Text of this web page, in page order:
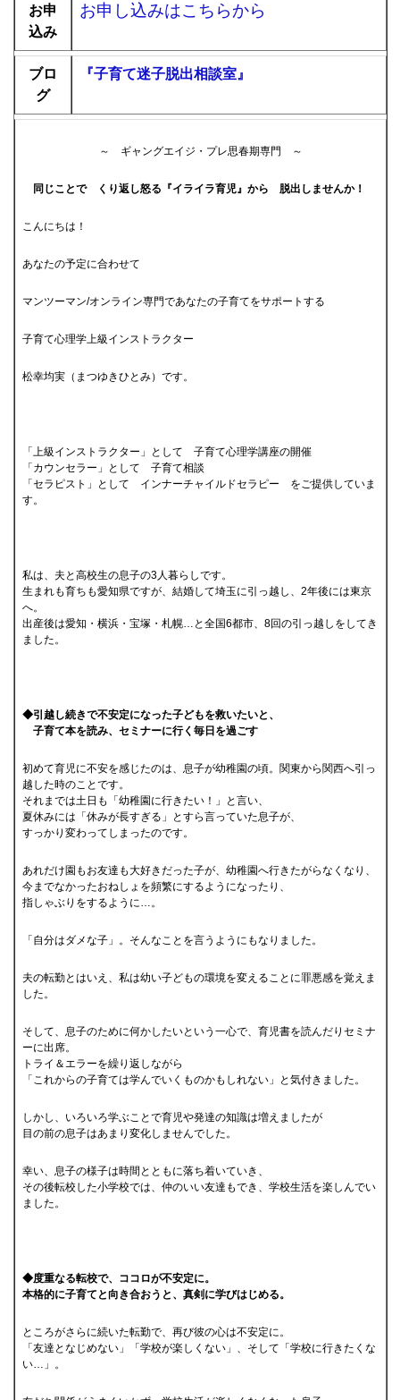
お申
込み
お申し込みはこちらから
ブロ
グ
『子育て迷子脱出相談室』
～ ギャングエイジ・プレ思春期専門 ～
同じことで くり返し怒る『イライラ育児』から 脱出しませんか！
こんにちは！
あなたの予定に合わせて
マンツーマン/オンライン専門であなたの子育てをサポートする
子育て心理学上級インストラクター
松幸均実（まつゆきひとみ）です。
「上級インストラクター」として 子育て心理学講座の開催
「カウンセラー」として 子育て相談
「セラピスト」として インナーチャイルドセラピー をご提供していま
す。
私は、夫と高校生の息子の3人暮らしです。
生まれも育ちも愛知県ですが、結婚して埼玉に引っ越し、2年後には東京
へ。
出産後は愛知・横浜・宝塚・札幌…と全国6都市、8回の引っ越しをしてき
ました。
◆引越し続きで不安定になった子どもを救いたいと、
子育て本を読み、セミナーに行く毎日を過ごす
初めて育児に不安を感じたのは、息子が幼稚園の頃。関東から関西へ引っ
越した時のことです。
それまでは土日も「幼稚園に行きたい！」と言い、
夏休みには「休みが長すぎる」とすら言っていた息子が、
すっかり変わってしまったのです。
あれだけ園もお友達も大好きだった子が、幼稚園へ行きたがらなくなり、
今までなかったおねしょを頻繁にするようになったり、
指しゃぶりをするように…。
「自分はダメな子」。そんなことを言うようにもなりました。
夫の転勤とはいえ、私は幼い子どもの環境を変えることに罪悪感を覚えま
した。
そして、息子のために何かしたいという一心で、育児書を読んだりセミナ
ーに出席。
トライ＆エラーを繰り返しながら
「これからの子育ては学んでいくものかもしれない」と気付きました。
しかし、いろいろ学ぶことで育児や発達の知識は増えましたが
目の前の息子はあまり変化しませんでした。
幸い、息子の様子は時間とともに落ち着いていき、
その後転校した小学校では、仲のいい友達もでき、学校生活を楽しんでい
ました。
◆度重なる転校で、ココロが不安定に。
本格的に子育てと向き合おうと、真剣に学びはじめる。
ところがさらに続いた転勤で、再び彼の心は不安定に。
「友達となじめない」「学校が楽しくない」、そして「学校に行きたくな
い…」。